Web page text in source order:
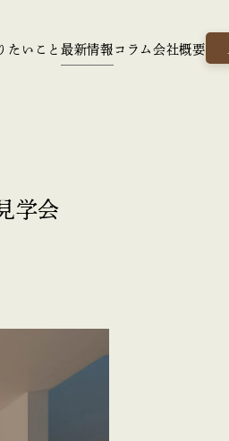
たいこと最新情報 コラム 会社概要
学会